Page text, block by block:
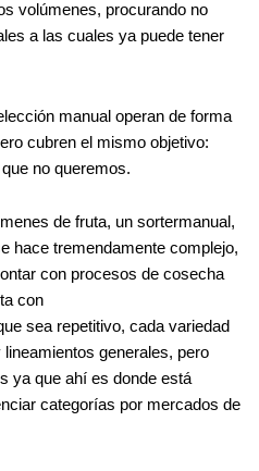
volúmenes, procurando no
a las cuales ya puede tener
manual operan de forma
cubren el mismo objetivo:
no queremos.
de fruta, un sortermanual,
hace tremendamente complejo,
con procesos de cosecha
con
sea repetitivo, cada variedad
generales, pero
ya que ahí es donde está
categorías por mercados de